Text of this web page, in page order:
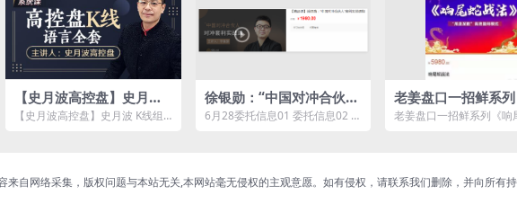
【史月波高控盘】史月波
K线组合系列课程36讲
【史月波高控盘】史月波 K线组
徐银勋：“中国对冲合伙
人”套利实战课程
6月28委托信息01 委托信息02 套
老姜盘口一招鲜系列
尾蛇战法》“尾盘至
老姜盘口一招鲜系列《响
来自网络采集，版权问题与本站无关,本网站毫无侵权的主观意愿。如有侵权，请联系我们删除，并向所有